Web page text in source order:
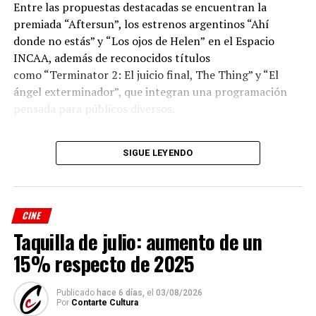
Entre las propuestas destacadas se encuentran la
premiada “Aftersun”, los estrenos argentinos “Ahí
donde no estás” y “Los ojos de Helen” en el Espacio
INCAA, además de reconocidos títulos
como “Terminator 2: El juicio final, The Thing” y “El
ángel exterminador”, que integran una programación
pensada para públicos diversos.
Además, la programación incluye funciones del Espacio
INCAA y de los ciclos “Misa Nocturna”, “Videódromo”,
“Cine y Cuarentena”, “Cineclub”, “Freakshow”,
“Proyecciones Terrestres” y “Cinefilia”, conformando
una agenda que combina cine de autor, producciones
contemporáneas, clásicos restaurados y películas de
culto.
Las proyecciones se llevan a cabo en la sala del Cine
Select, ubicada en el Centro Municipal de las Artes
SIGUE LEYENDO
CINE
Taquilla de julio: aumento de un
15% respecto de 2025
Publicado hace 6 días, el 03/08/2026
Por Contarte Cultura